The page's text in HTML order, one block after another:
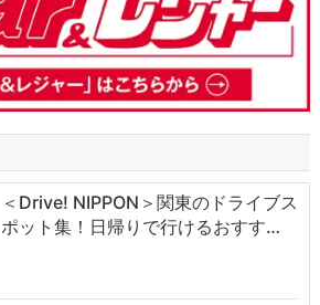
＜Drive! NIPPON＞関東のドライブス
ポット集！日帰りで行けるおすす…